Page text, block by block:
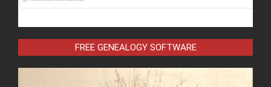
FREE GENEALOGY SOFTWARE